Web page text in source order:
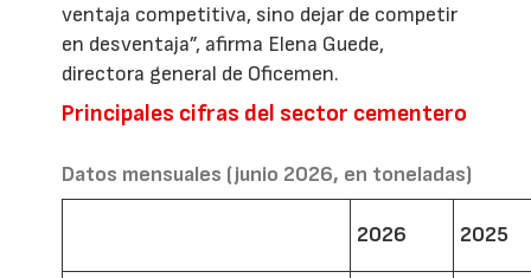
ventaja competitiva, sino dejar de competir
en desventaja”, afirma Elena Guede,
directora general de Oficemen.
Principales cifras del sector cementero
Datos mensuales (junio 2026, en toneladas)
2026 2025